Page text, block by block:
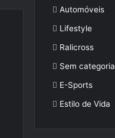
Automóveis
Lifestyle
Ralicross
Sem categoria
E-Sports
Estilo de Vida